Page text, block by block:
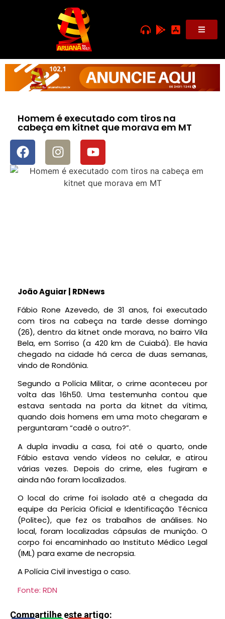
Homem é executado com tiros na
cabeça em kitnet que morava em MT
João Aguiar | RDNews
Fábio Rone Azevedo, de 31 anos, foi executado
com tiros na cabeça na tarde desse domingo
(26), dentro da kitnet onde morava, no bairro Vila
Bela, em Sorriso (a 420 km de Cuiabá). Ele havia
chegado na cidade há cerca de duas semanas,
vindo de Rondônia.
Segundo a Polícia Militar, o crime aconteceu por
volta das 16h50. Uma testemunha contou que
estava sentada na porta da kitnet da vítima,
quando dois homens em uma moto chegaram e
perguntaram “cadê o outro?”.
A dupla invadiu a casa, foi até o quarto, onde
Fábio estava vendo vídeos no celular, e atirou
várias vezes. Depois do crime, eles fugiram e
ainda não foram localizados.
O local do crime foi isolado até a chegada da
equipe da Perícia Oficial e Identificação Técnica
(Politec), que fez os trabalhos de análises. No
local, foram localizadas cápsulas de munição. O
corpo foi encaminhado ao Instituto Médico Legal
(IML) para exame de necropsia.
A Polícia Civil investiga o caso.
Fonte: RDN
Compartilhe este artigo: